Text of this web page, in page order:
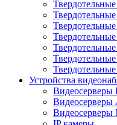
Твердотельные
Устройства
Видеосерверы
Видеосерверы